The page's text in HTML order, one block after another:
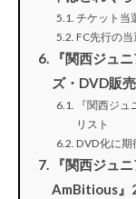
チケット当
FC先行の
『関西ジュ
ズ・DVD販
『関西ジ
リスト
DVD化に期
『関西ジュ
AmBitious』